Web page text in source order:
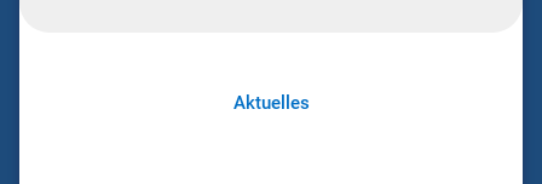
Aktuelles